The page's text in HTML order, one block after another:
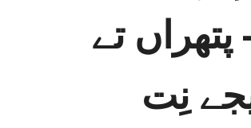
- پتھراں تے
نِت